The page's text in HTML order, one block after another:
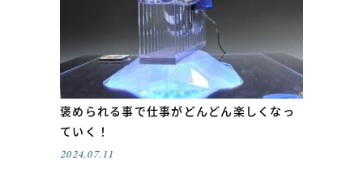
褒められる事で仕事がどんどん楽しくなっ
ていく！
2024.07.11